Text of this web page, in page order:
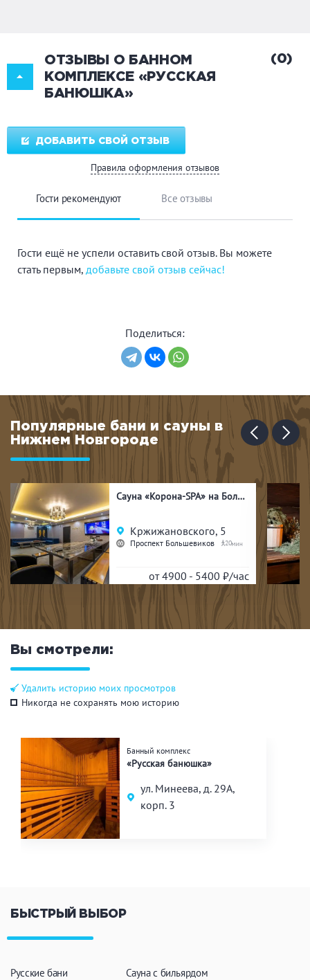
ОТЗЫВЫ О БАННОМ
КОМПЛЕКСЕ «РУССКАЯ
БАНЮШКА»
(0)
ДОБАВИТЬ СВОЙ ОТЗЫВ
Правила оформления отзывов
Гости рекомендуют Все отзывы
Гости ещё не успели оставить свой отзыв. Вы можете
стать первым, добавьте свой отзыв сейчас!
Поделиться:
Популярные бани и сауны в
Нижнем Новгороде
Сауна «Корона-SPA» на Большевиков
Кржижановского, 5
Проспект Большевиков 20
от 4900 - 5400 ₽/час
Вы смотрели:
Удалить историю моих просмотров
Никогда не сохранять мою историю
Банный комплекс
«Русская банюшка»
ул. Минеева, д. 29А,
корп. 3
БЫСТРЫЙ ВЫБОР
Русские бани
Сауна с бильярдом